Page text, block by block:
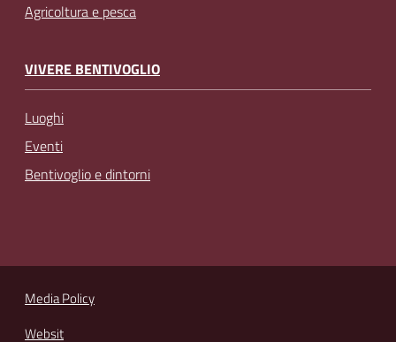
Agricoltura e pesca
VIVERE BENTIVOGLIO
Luoghi
Eventi
Bentivoglio e dintorni
Media Policy
Websit